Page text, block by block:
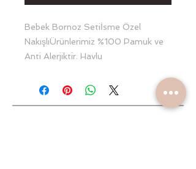
Bebek Bornoz Setiİsme Özel
NakışlıÜrünlerimiz %100 Pamuk ve
Anti Alerjiktir. Havlu
uyumluTerlik ve kese beraberdir.